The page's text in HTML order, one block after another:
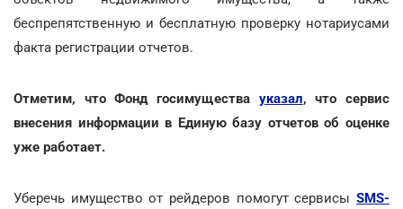
беспрепятственную и бесплатную проверку нотариусами
факта регистрации отчетов.
Отметим, что Фонд госимущества указал, что сервис
внесения информации в Единую базу отчетов об оценке
уже работает.
Уберечь имущество от рейдеров помогут сервисы SMS-